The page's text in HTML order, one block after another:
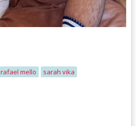
rafael mello sarah vika